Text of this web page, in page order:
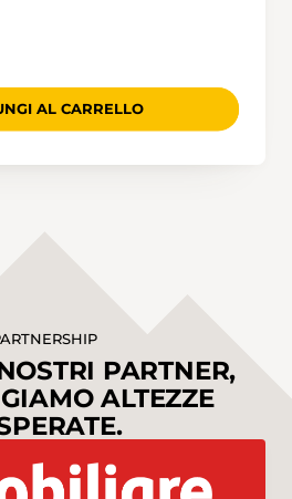
AL CARRELLO
PARTNER,
ALTEZZE